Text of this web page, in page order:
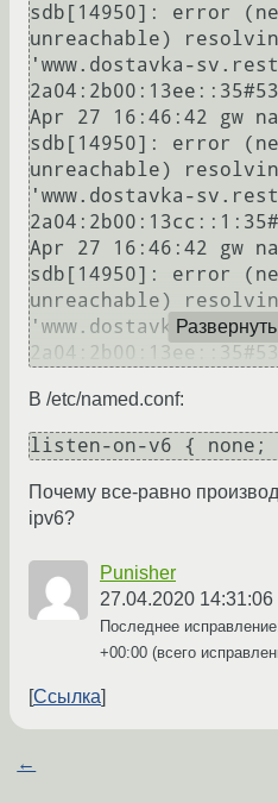
sdb[14950]: error
unreachable)
'www.dostavka-
2a04:2b00:13ee::35#53
Apr 27 16:46:42 gw
sdb[14950]: error
unreachable)
'www.dostavka-
Apr 27 16:46:42 gw
sdb[14950]: error
unreachable)
'www.dostavka- Развернуть
В /etc/named.conf:
Почему все-равно
ipv6?
Punisher
27.04.2020 14:31:06
Последнее
+00:00 (всего
Ссылка
←